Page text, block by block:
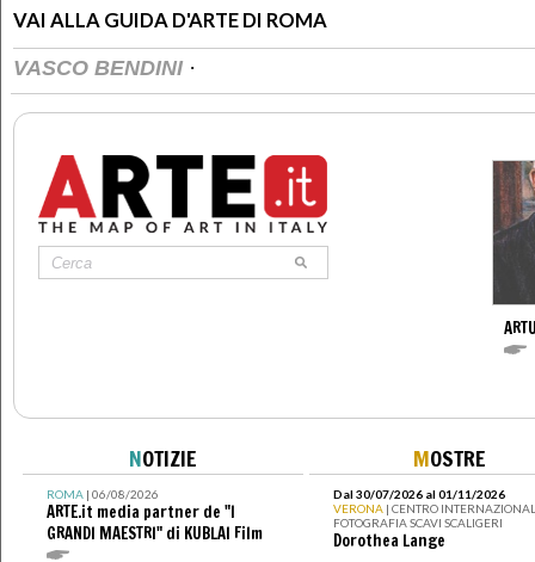
VAI ALLA GUIDA D'ARTE DI ROMA
VASCO BENDINI ·
NOTIZIE
ROMA| 06/08/2026
ARTE.it media partner de "I
GRANDI MAESTRI" di KUBLAI Film
MOSTRE
Dal 30/07/2026 al 01/11/2026
VERONA | CENTRO
FOTOGRAFIA SCAVI SCALIGERI
Dorothea Lange